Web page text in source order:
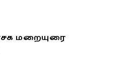
மறையுரை